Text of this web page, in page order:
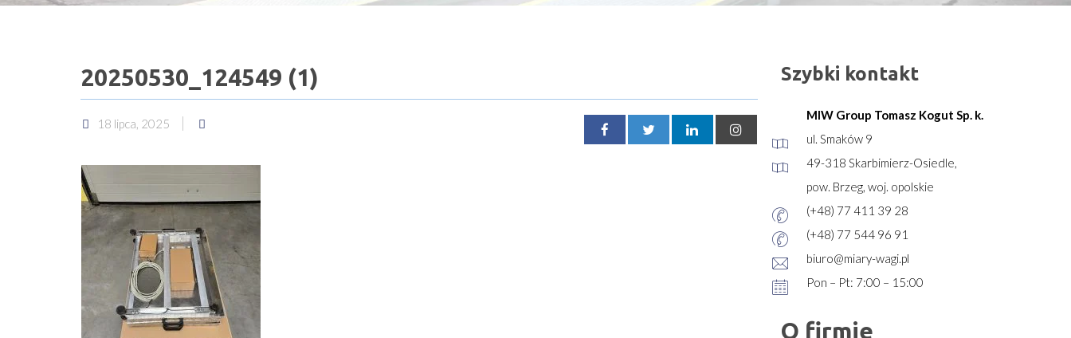
20250530_124549 (1)
18 lipca, 2025
Szybki kontakt
MIW Group Tomasz Kogut Sp. k.
ul. Smaków 9
49-318 Skarbimierz-Osiedle,
pow. Brzeg, woj. opolskie
(+48) 77 411 39 28
(+48) 77 544 96 91
biuro@miary-wagi.pl
Pon – Pt: 7:00 – 15:00
O firmie